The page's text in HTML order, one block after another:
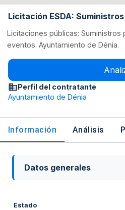
Licitación ESDA:
Licitaciones públicas: Suministros
eventos. Ayuntamiento de Dénia.
Perfil del contratante
Ayuntamiento de Dénia
Información Análisis
Datos generales
Estado